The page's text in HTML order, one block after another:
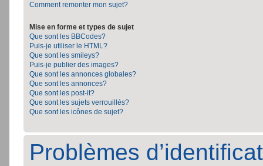
Comment remonter mon sujet?
Mise en forme et types de sujet
Que sont les BBCodes?
Puis-je utiliser le HTML?
Que sont les smileys?
Puis-je publier des images?
Que sont les annonces globales?
Que sont les annonces?
Que sont les post-it?
Que sont les sujets verrouillés?
Que sont les icônes de sujet?
Problèmes